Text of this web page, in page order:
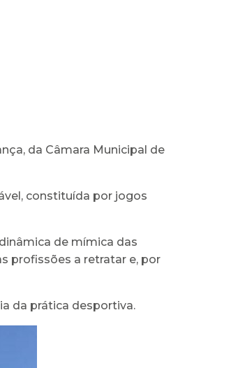
da Câmara Municipal de
constituída por jogos
de mímica das
profissões a retratar e, por
da prática desportiva.